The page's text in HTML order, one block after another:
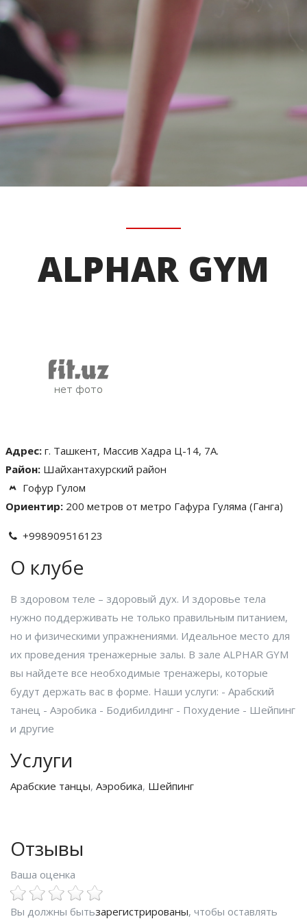
ALPHAR GYM
Адрес: г. Ташкент, Массив Хадра Ц-14, 7А.
Район: Шайхантахурский район
Гофур Гулом
Ориентир: 200 метров от метро Гафура Гуляма (Ганга)
+998909516123
О клубе
В здоровом теле – здоровый дух. И здоровье тела
нужно поддерживать не только правильным питанием,
но и физическими упражнениями. Идеальное место для
их проведения тренажерные залы. В зале ALPHAR GYM
вы найдете все необходимые тренажеры, которые
будут держать вас в форме. Наши услуги: - Арабский
танец - Аэробика - Бодибилдинг - Похудение - Шейпинг
и другие
Услуги
Арабские танцы, Аэробика, Шейпинг
Отзывы
Ваша оценка
Вы должны бытьзарегистрированы, чтобы оставлять